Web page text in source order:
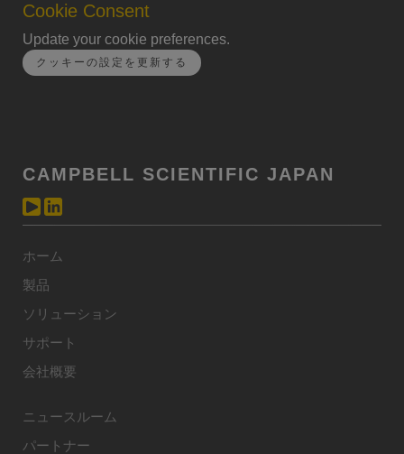
Cookie Consent
Update your cookie preferences.
クッキーの設定を更新する
CAMPBELL SCIENTIFIC JAPAN
ホーム
製品
ソリューション
サポート
会社概要
ニュースルーム
パートナー